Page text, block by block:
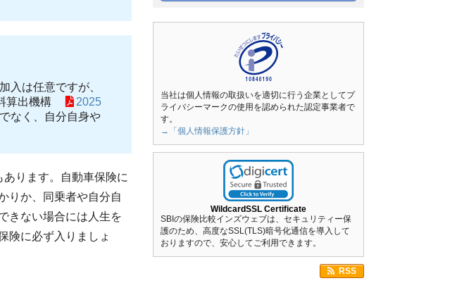
入は任意ですが、
算出機構
2025
なく、自分自身や
ります。自動車保険に
りか、同乗者や自分自
きない場合には人生を
険に必ず入りましょ
当社は個人情報の取扱いを適切に行う企業としてプ
ライバシーマークの使用を認められた認定事業者で
す。
→「個人情報保護方針」
WildcardSSL Certificate
SBIの保険比較インズウェブは、セキュリティー保
護のため、高度なSSL(TLS)暗号化通信を導入して
おりますので、安心してご利用できます。
RSS